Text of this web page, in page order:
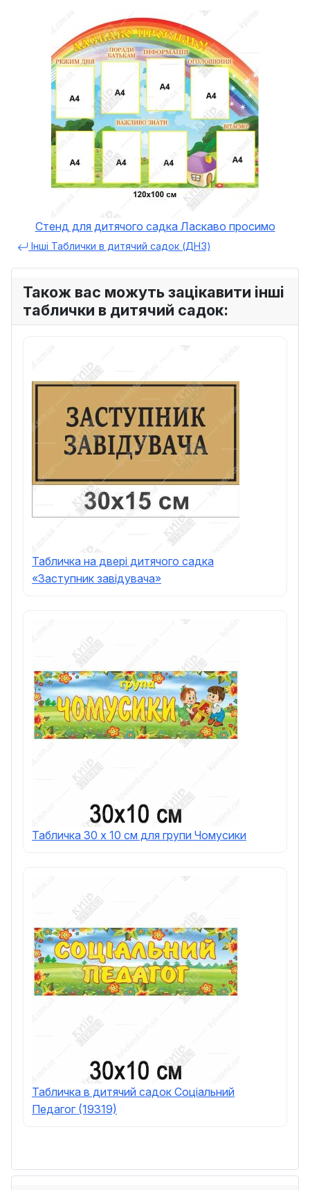
Стенд для дитячого садка Ласкаво просимо
Інші Таблички в дитячий садок (ДНЗ)
Також вас можуть зацікавити інші
таблички в дитячий садок:
Табличка на двері дитячого садка
«Заступник завідувача»
Табличка 30 х 10 см для групи Чомусики
Табличка в дитячий садок Соціальний
Педагог (19319)